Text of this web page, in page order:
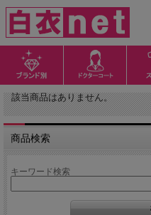
該当商品はありません。
商品検索
キーワード検索